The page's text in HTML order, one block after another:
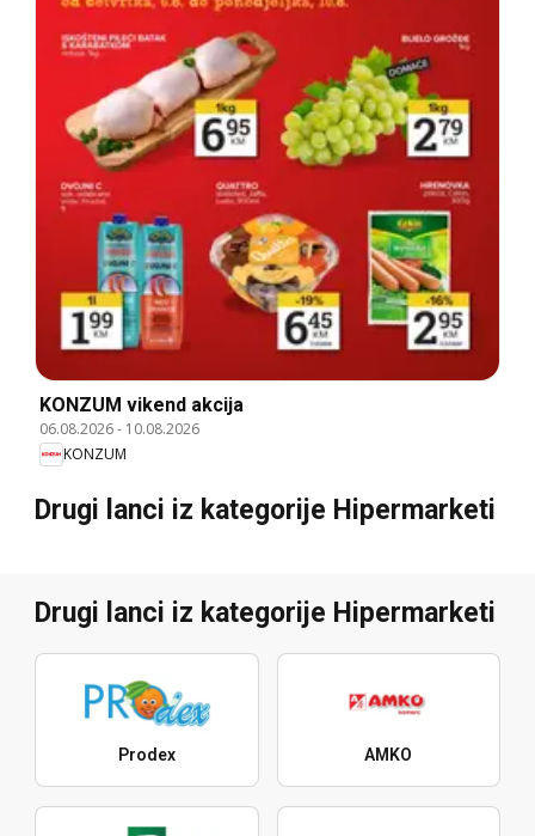
KONZUM vikend akcija
06.08.2026- 10.08.2026
KONZUM
Drugi lanci iz kategorije Hipermarketi
Drugi lanci iz kategorije Hipermarketi
Prodex AMKO